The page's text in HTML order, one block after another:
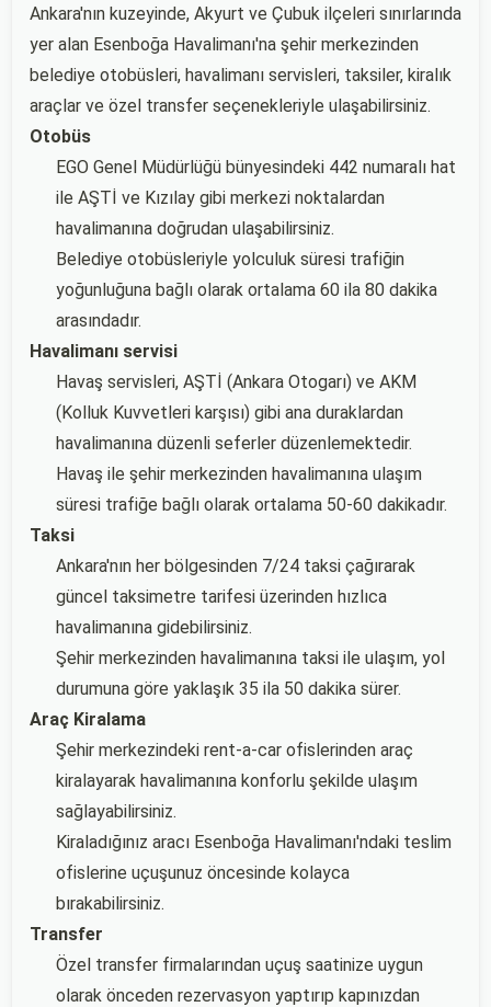
Ankara'nın kuzeyinde, Akyurt ve Çubuk ilçeleri sınırlarında
yer alan Esenboğa Havalimanı'na şehir merkezinden
belediye otobüsleri, havalimanı servisleri, taksiler, kiralık
araçlar ve özel transfer seçenekleriyle ulaşabilirsiniz.
Otobüs
EGO Genel Müdürlüğü bünyesindeki 442 numaralı hat
ile AŞTİ ve Kızılay gibi merkezi noktalardan
havalimanına doğrudan ulaşabilirsiniz.
Belediye otobüsleriyle yolculuk süresi trafiğin
yoğunluğuna bağlı olarak ortalama 60 ila 80 dakika
arasındadır.
Havalimanı servisi
Havaş servisleri, AŞTİ (Ankara Otogarı) ve AKM
(Kolluk Kuvvetleri karşısı) gibi ana duraklardan
havalimanına düzenli seferler düzenlemektedir.
Havaş ile şehir merkezinden havalimanına ulaşım
süresi trafiğe bağlı olarak ortalama 50-60 dakikadır.
Taksi
Ankara'nın her bölgesinden 7/24 taksi çağırarak
güncel taksimetre tarifesi üzerinden hızlıca
havalimanına gidebilirsiniz.
Şehir merkezinden havalimanına taksi ile ulaşım, yol
durumuna göre yaklaşık 35 ila 50 dakika sürer.
Araç Kiralama
Şehir merkezindeki rent-a-car ofislerinden araç
kiralayarak havalimanına konforlu şekilde ulaşım
sağlayabilirsiniz.
Kiraladığınız aracı Esenboğa Havalimanı'ndaki teslim
ofislerine uçuşunuz öncesinde kolayca
bırakabilirsiniz.
Transfer
Özel transfer firmalarından uçuş saatinize uygun
olarak önceden rezervasyon yaptırıp kapınızdan